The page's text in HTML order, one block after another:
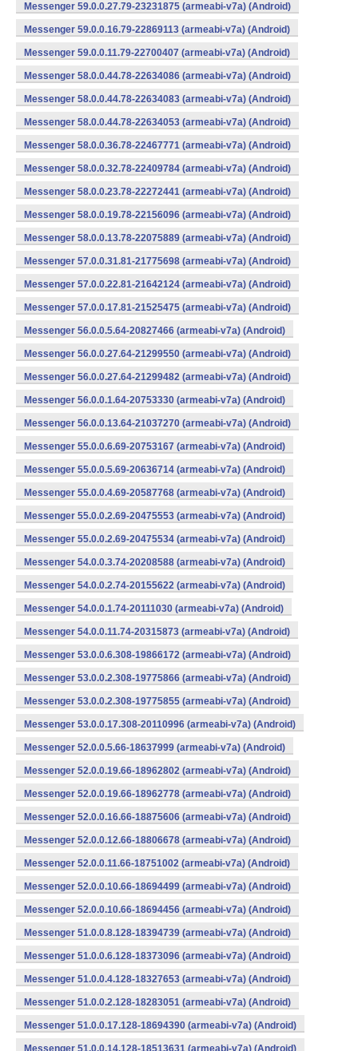
Messenger 59.0.0.27.79-23231875 (armeabi-v7a) (Android)
Messenger 59.0.0.16.79-22869113 (armeabi-v7a) (Android)
Messenger 59.0.0.11.79-22700407 (armeabi-v7a) (Android)
Messenger 58.0.0.44.78-22634086 (armeabi-v7a) (Android)
Messenger 58.0.0.44.78-22634083 (armeabi-v7a) (Android)
Messenger 58.0.0.44.78-22634053 (armeabi-v7a) (Android)
Messenger 58.0.0.36.78-22467771 (armeabi-v7a) (Android)
Messenger 58.0.0.32.78-22409784 (armeabi-v7a) (Android)
Messenger 58.0.0.23.78-22272441 (armeabi-v7a) (Android)
Messenger 58.0.0.19.78-22156096 (armeabi-v7a) (Android)
Messenger 58.0.0.13.78-22075889 (armeabi-v7a) (Android)
Messenger 57.0.0.31.81-21775698 (armeabi-v7a) (Android)
Messenger 57.0.0.22.81-21642124 (armeabi-v7a) (Android)
Messenger 57.0.0.17.81-21525475 (armeabi-v7a) (Android)
Messenger 56.0.0.5.64-20827466 (armeabi-v7a) (Android)
Messenger 56.0.0.27.64-21299550 (armeabi-v7a) (Android)
Messenger 56.0.0.27.64-21299482 (armeabi-v7a) (Android)
Messenger 56.0.0.1.64-20753330 (armeabi-v7a) (Android)
Messenger 56.0.0.13.64-21037270 (armeabi-v7a) (Android)
Messenger 55.0.0.6.69-20753167 (armeabi-v7a) (Android)
Messenger 55.0.0.5.69-20636714 (armeabi-v7a) (Android)
Messenger 55.0.0.4.69-20587768 (armeabi-v7a) (Android)
Messenger 55.0.0.2.69-20475553 (armeabi-v7a) (Android)
Messenger 55.0.0.2.69-20475534 (armeabi-v7a) (Android)
Messenger 54.0.0.3.74-20208588 (armeabi-v7a) (Android)
Messenger 54.0.0.2.74-20155622 (armeabi-v7a) (Android)
Messenger 54.0.0.1.74-20111030 (armeabi-v7a) (Android)
Messenger 54.0.0.11.74-20315873 (armeabi-v7a) (Android)
Messenger 53.0.0.6.308-19866172 (armeabi-v7a) (Android)
Messenger 53.0.0.2.308-19775866 (armeabi-v7a) (Android)
Messenger 53.0.0.2.308-19775855 (armeabi-v7a) (Android)
Messenger 53.0.0.17.308-20110996 (armeabi-v7a) (Android)
Messenger 52.0.0.5.66-18637999 (armeabi-v7a) (Android)
Messenger 52.0.0.19.66-18962802 (armeabi-v7a) (Android)
Messenger 52.0.0.19.66-18962778 (armeabi-v7a) (Android)
Messenger 52.0.0.16.66-18875606 (armeabi-v7a) (Android)
Messenger 52.0.0.12.66-18806678 (armeabi-v7a) (Android)
Messenger 52.0.0.11.66-18751002 (armeabi-v7a) (Android)
Messenger 52.0.0.10.66-18694499 (armeabi-v7a) (Android)
Messenger 52.0.0.10.66-18694456 (armeabi-v7a) (Android)
Messenger 51.0.0.8.128-18394739 (armeabi-v7a) (Android)
Messenger 51.0.0.6.128-18373096 (armeabi-v7a) (Android)
Messenger 51.0.0.4.128-18327653 (armeabi-v7a) (Android)
Messenger 51.0.0.2.128-18283051 (armeabi-v7a) (Android)
Messenger 51.0.0.17.128-18694390 (armeabi-v7a) (Android)
Messenger 51.0.0.14.128-18513631 (armeabi-v7a) (Android)